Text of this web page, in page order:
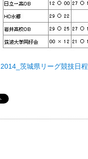
2014_茨城県リーグ競技日程